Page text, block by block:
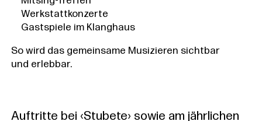
Werkstattkonzerte
Gastspiele im Klanghaus
So wird das gemeinsame Musizieren sichtbar
und erlebbar.
Auftritte bei ‹Stubete› sowie am jährlichen